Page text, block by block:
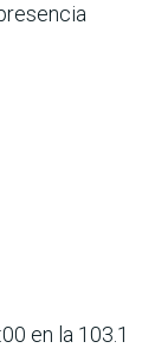
en la 103.1